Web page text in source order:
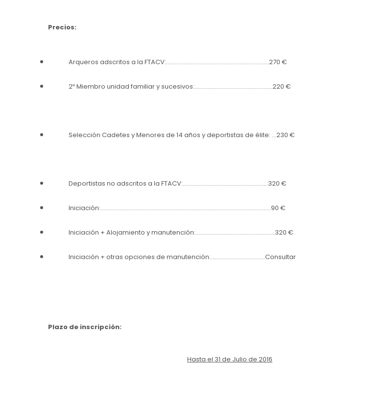
Precios:
Arqueros adscritos a la FTACV:……………..……………………………………………..270 €
2º Miembro unidad familiar y sucesivos:……………………………………………..220 €
Selección Cadetes y Menores de 14 años y deportistas de élite: …230 €
Deportistas no adscritos a la FTACV:………………………………………………….320 €
Iniciación:……………………………………………………………………………………………………..90 €
Iniciación + Alojamiento y manutención:………………………………………………320 €
Iniciación + otras opciones de manutención:……………………………….Consultar
Plazo de inscripción:
Hasta el 31 de Julio de 2016